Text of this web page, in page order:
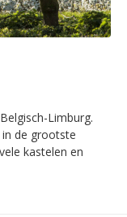
Limburg.
de grootste
kastelen en